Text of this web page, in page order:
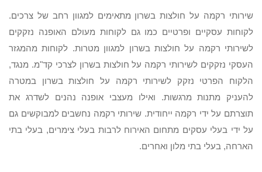
שירותי רקמה על חולצות בשרון מתאימים למגוון רחב של צרכים.
לקוחות עסקיים ופרטיים כמו גם לקוחות מעולם האופנה נזקקים
לשירותי רקמה על חולצות בשרון למגוון מטרות. לקוחות מהמגזר
העסקי נזקקים לשירותי רקמה על חולצות בשרון לצרכי קד"מ. מנגד,
הלקוח הפרטי נזקק לשירותי רקמה על חולצות בשרון במטרה
להעניק מתנות מרגשות. ואילו מעצבי אופנה נהנים לשדרג את
תוצרתם על ידי רקמה ייחודית. שירותי רקמה נחשבים למבוקשים גם
על ידי בעלי עסקים מתחום האירוח לרבות בעלי צימרים, בעלי בתי
הארחה, בעלי בתי מלון ואחרים.